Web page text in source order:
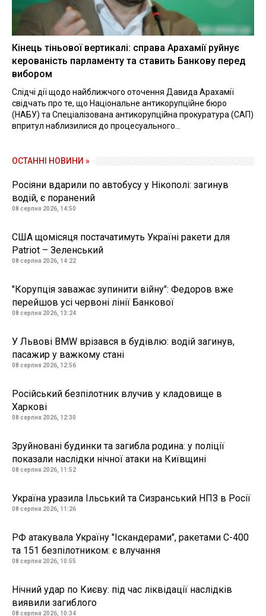
Кінець тіньової вертикалі: справа Арахамії руйнує
керованість парламенту та ставить Банкову перед
вибором
Слідчі дії щодо найближчого оточення Давида Арахамії
свідчать про те, що Національне антикорупційне бюро
(НАБУ) та Спеціалізована антикорупційна прокуратура (САП)
впритул наблизилися до процесуального...
ОСТАННІ НОВИНИ »
Росіяни вдарили по автобусу у Нікополі: загинув
водій, є поранений
08 серпня 2026, 14:50
США щомісяця постачатимуть Україні ракети для
Patriot – Зеленський
08 серпня 2026, 14:22
"Корупція заважає зупинити війну": Федоров вже
перейшов усі червоні лінії Банкової
08 серпня 2026, 13:24
У Львові BMW врізався в будівлю: водій загинув,
пасажир у важкому стані
08 серпня 2026, 12:56
Російський безпілотник влучив у кладовище в
Харкові
08 серпня 2026, 12:30
Зруйновані будинки та загибла родина: у поліції
показали наслідки нічної атаки на Київщині
08 серпня 2026, 11:52
Україна уразила Ільський та Сизранський НПЗ в Росії
08 серпня 2026, 11:26
РФ атакувала Україну "Іскандерами", ракетами С-400
та 151 безпілотником: є влучання
08 серпня 2026, 10:55
Нічний удар по Києву: під час ліквідації наслідків
виявили загиблого
08 серпня 2026, 10:34